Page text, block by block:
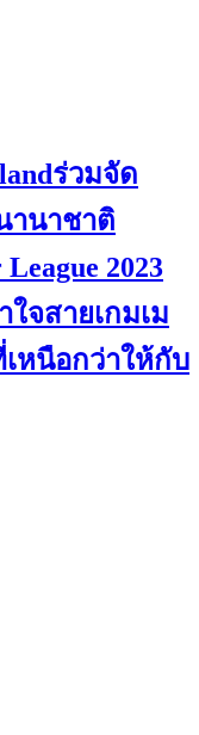
ร่วมจัด
านาชาติ
2023
ใจสายเกมเม
หนือกว่าให้กับ